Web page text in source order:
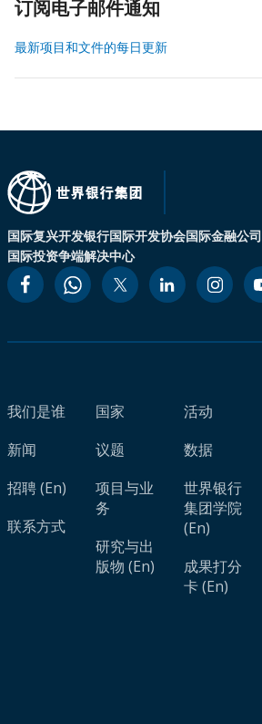
订阅电子邮件通知
最新项目和文件的每日更新
国际复兴开发银行国际开发协会国际金融公司
国际投资争端解决中心
我们是谁
新闻
招聘 (En)
联系方式
国家
议题
项目与业
务
研究与出
版物 (En)
活动
数据
世界银行
集团学院
(En)
成果打分
卡 (En)